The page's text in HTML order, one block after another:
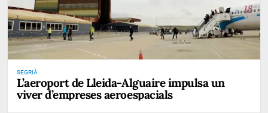
SEGRIÀ
L’aeroport de Lleida-Alguaire impulsa un
viver d’empreses aeroespacials